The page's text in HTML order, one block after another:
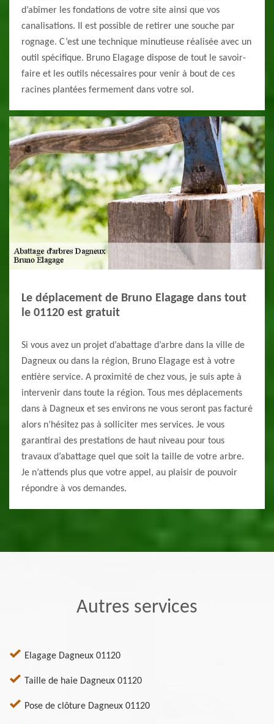
d’abîmer les fondations de votre site ainsi que vos
canalisations. Il est possible de retirer une souche par
rognage. C’est une technique minutieuse réalisée avec un
outil spécifique. Bruno Elagage dispose de tout le savoir-
faire et les outils nécessaires pour venir à bout de ces
racines plantées fermement dans votre sol.
Le déplacement de Bruno Elagage dans tout
le 01120 est gratuit
Si vous avez un projet d’abattage d’arbre dans la ville de
Dagneux ou dans la région, Bruno Elagage est à votre
entière service. A proximité de chez vous, je suis apte à
intervenir dans toute la région. Tous mes déplacements
dans à Dagneux et ses environs ne vous seront pas facturé
alors n’hésitez pas à solliciter mes services. Je vous
garantirai des prestations de haut niveau pour tous
travaux d’abattage quel que soit la taille de votre arbre.
Je n’attends plus que votre appel, au plaisir de pouvoir
répondre à vos demandes.
Autres services
Elagage Dagneux 01120
Taille de haie Dagneux 01120
Pose de clôture Dagneux 01120